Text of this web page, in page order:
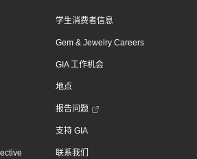
学生消费者信息
Gem & Jewelry Careers
GIA 工作机会
地点
报告问题
支持 GIA
联系我们